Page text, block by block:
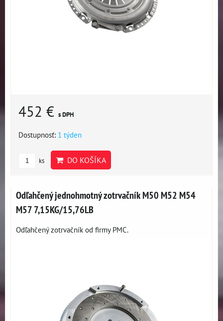
452 € s DPH
Dostupnosť: 1 týden
ks DO KOŠÍKA
Odľahčený jednohmotný zotrvačník M50 M52 M54
M57 7,15KG/15,76LB
Odľahčený zotrvačník od firmy PMC.